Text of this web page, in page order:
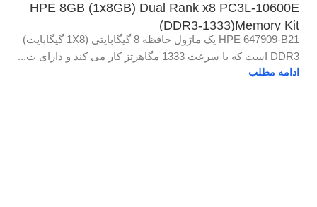
HPE 8GB (1x8GB) Dual Rank x8 PC3L-10600E
(DDR3-1333)Memory Kit
HPE 647909-B21 یک ماژول حافظه 8 گیگابایتی (1X8 گیگابایت)
DDR3 است که با سرعت 1333 مگاهرتز کار می کند و دارای ت...
ادامه مطلب